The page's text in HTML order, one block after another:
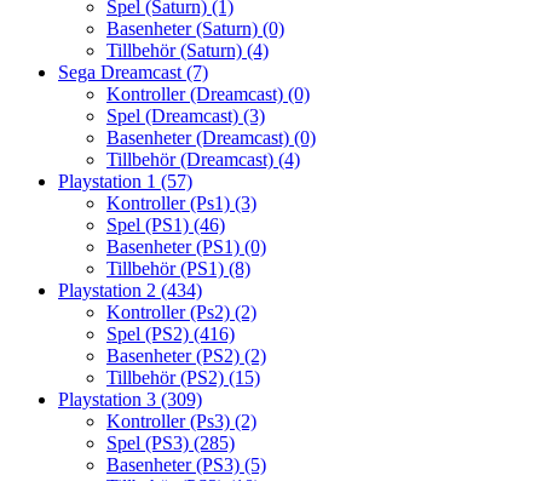
Spel (Saturn) (1)
Basenheter (Saturn) (0)
Tillbehör (Saturn) (4)
Sega Dreamcast (7)
Kontroller (Dreamcast) (0)
Spel (Dreamcast) (3)
Basenheter (Dreamcast) (0)
Tillbehör (Dreamcast) (4)
Playstation 1 (57)
Kontroller (Ps1) (3)
Spel (PS1) (46)
Basenheter (PS1) (0)
Tillbehör (PS1) (8)
Playstation 2 (434)
Kontroller (Ps2) (2)
Spel (PS2) (416)
Basenheter (PS2) (2)
Tillbehör (PS2) (15)
Playstation 3 (309)
Kontroller (Ps3) (2)
Spel (PS3) (285)
Basenheter (PS3) (5)